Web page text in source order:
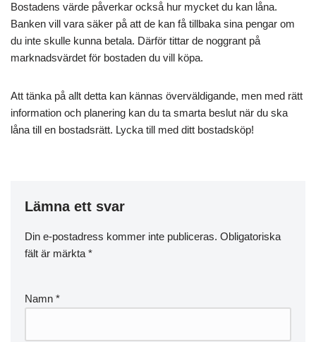
Bostadens värde påverkar också hur mycket du kan låna.
Banken vill vara säker på att de kan få tillbaka sina pengar om
du inte skulle kunna betala. Därför tittar de noggrant på
marknadsvärdet för bostaden du vill köpa.
Att tänka på allt detta kan kännas överväldigande, men med rätt
information och planering kan du ta smarta beslut när du ska
låna till en bostadsrätt. Lycka till med ditt bostadsköp!
Lämna ett svar
Din e-postadress kommer inte publiceras. Obligatoriska
fält är märkta *
Namn *